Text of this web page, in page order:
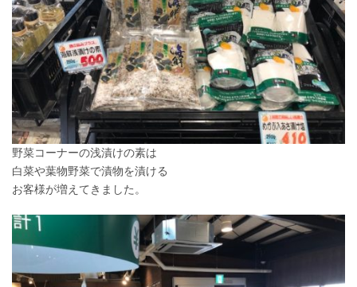
野菜コーナーの浅漬けの素は
白菜や葉物野菜で漬物を漬ける
お客様が増えてきました。